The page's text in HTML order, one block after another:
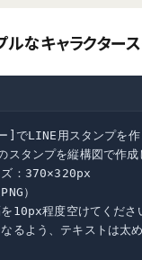
ルなキャラクター
]でLINE用スタンプを作
スタンプを縦構図で作成
ズ：370×320px
）
を10px程度空けてくださ
るよう、テキストは太